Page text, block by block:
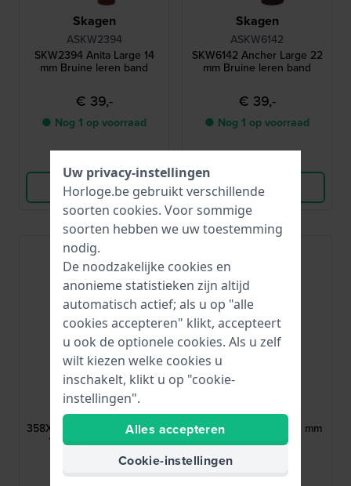
Skagen
ASKW2394
SKW2394 Anita Large 14
mm Bruine leren band
€ 39,-
● Nog 1 op voorraad
Bekijk Product
Skagen
ASKW6142
SKW6142 Ancher Large 22
mm Bruine leren band
€ 39,-
● Nog 1 op voorraad
Bekijk Product
Skagen
A358XSSLN
358XSSLN Freja Extra Small
12 mm Blauw leren
horlogeband
€ 39,-
ASKW6929
Hagen Rectangular 20 mm
Bruine leren band
€ 39,-
Uw privacy-instellingen
Horloge.be gebruikt verschillende
soorten cookies. Voor sommige
soorten hebben we uw toestemming
nodig.
De noodzakelijke cookies en
anonieme statistieken zijn altijd
automatisch actief; als u op "alle
cookies accepteren" klikt, accepteert
u ook de optionele cookies. Als u zelf
wilt kiezen welke cookies u
inschakelt, klikt u op "cookie-
instellingen".
Alles accepteren
Cookie-instellingen